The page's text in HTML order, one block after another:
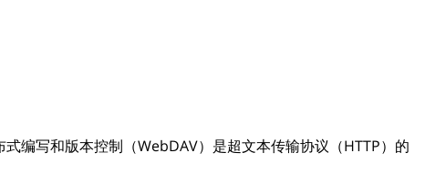
写和版本控制（WebDAV）是超文本传输协议（HTTP）的